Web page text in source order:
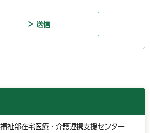
祉部在宅医療・介護連携支援センター